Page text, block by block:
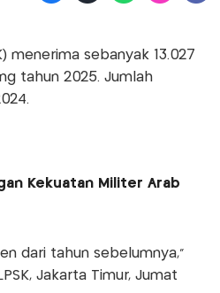
menerima sebanyak 13.027
tahun 2025. Jumlah
Kekuatan Militer Arab
dari tahun sebelumnya,"
Jakarta Timur, Jumat